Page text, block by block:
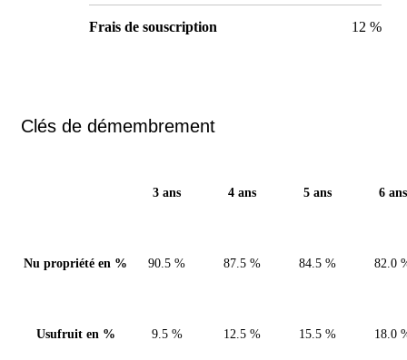
Frais de souscription 12 %
Clés de démembrement
3 ans 4 ans 5 ans 6 ans
Nu propriété en % 90.5 % 87.5 % 84.5 % 82.0
Usufruit en % 9.5 % 12.5 % 15.5 % 18.0